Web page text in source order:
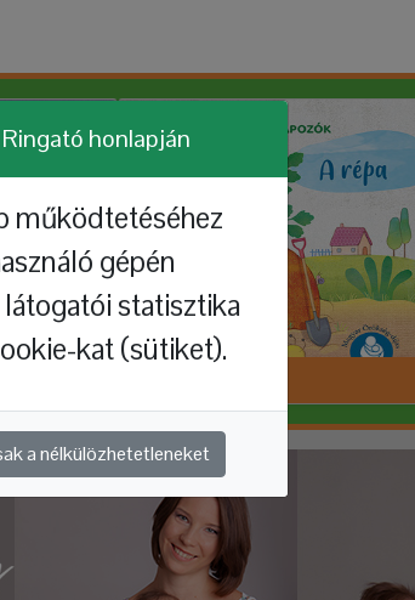
honlapján
működtetéséhez
gépén
statisztika
kat (sütiket).
a nélkülözhetetleneket